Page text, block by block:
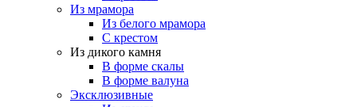
Из мрамора
Из белого мрамора
С крестом
Из дикого камня
В форме скалы
В форме валуна
Эксклюзивные